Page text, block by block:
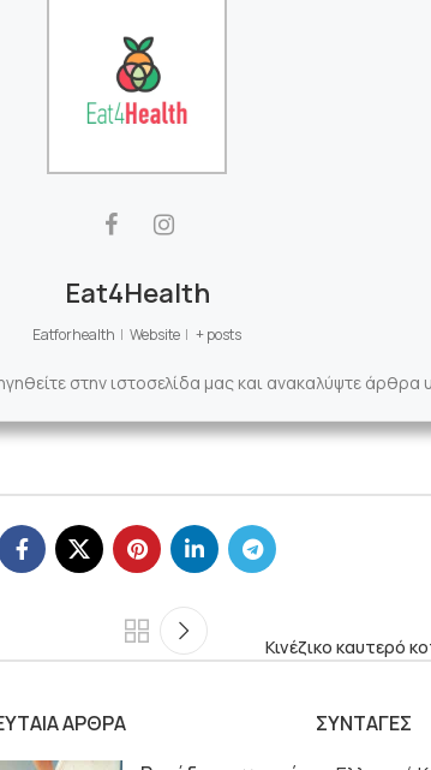
Eat4Health
Eatforhealth | Website | + posts
στην ιστοσελίδα μας και ανακαλύψτε άρθρα
Κινέζικο καυτερό
ΑΡΘΡΑ
ΣΥΝΤΑΓΕΣ